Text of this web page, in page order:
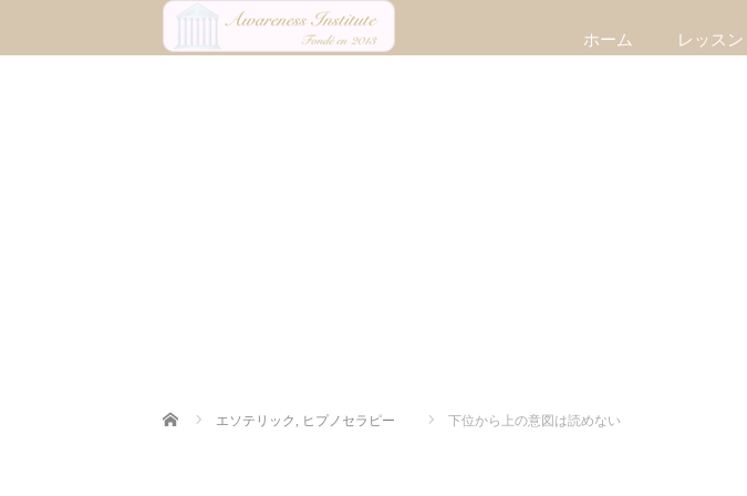
ホーム レッスン
Home エソテリック , ヒプノセラピー 下位から上の意図は読めない